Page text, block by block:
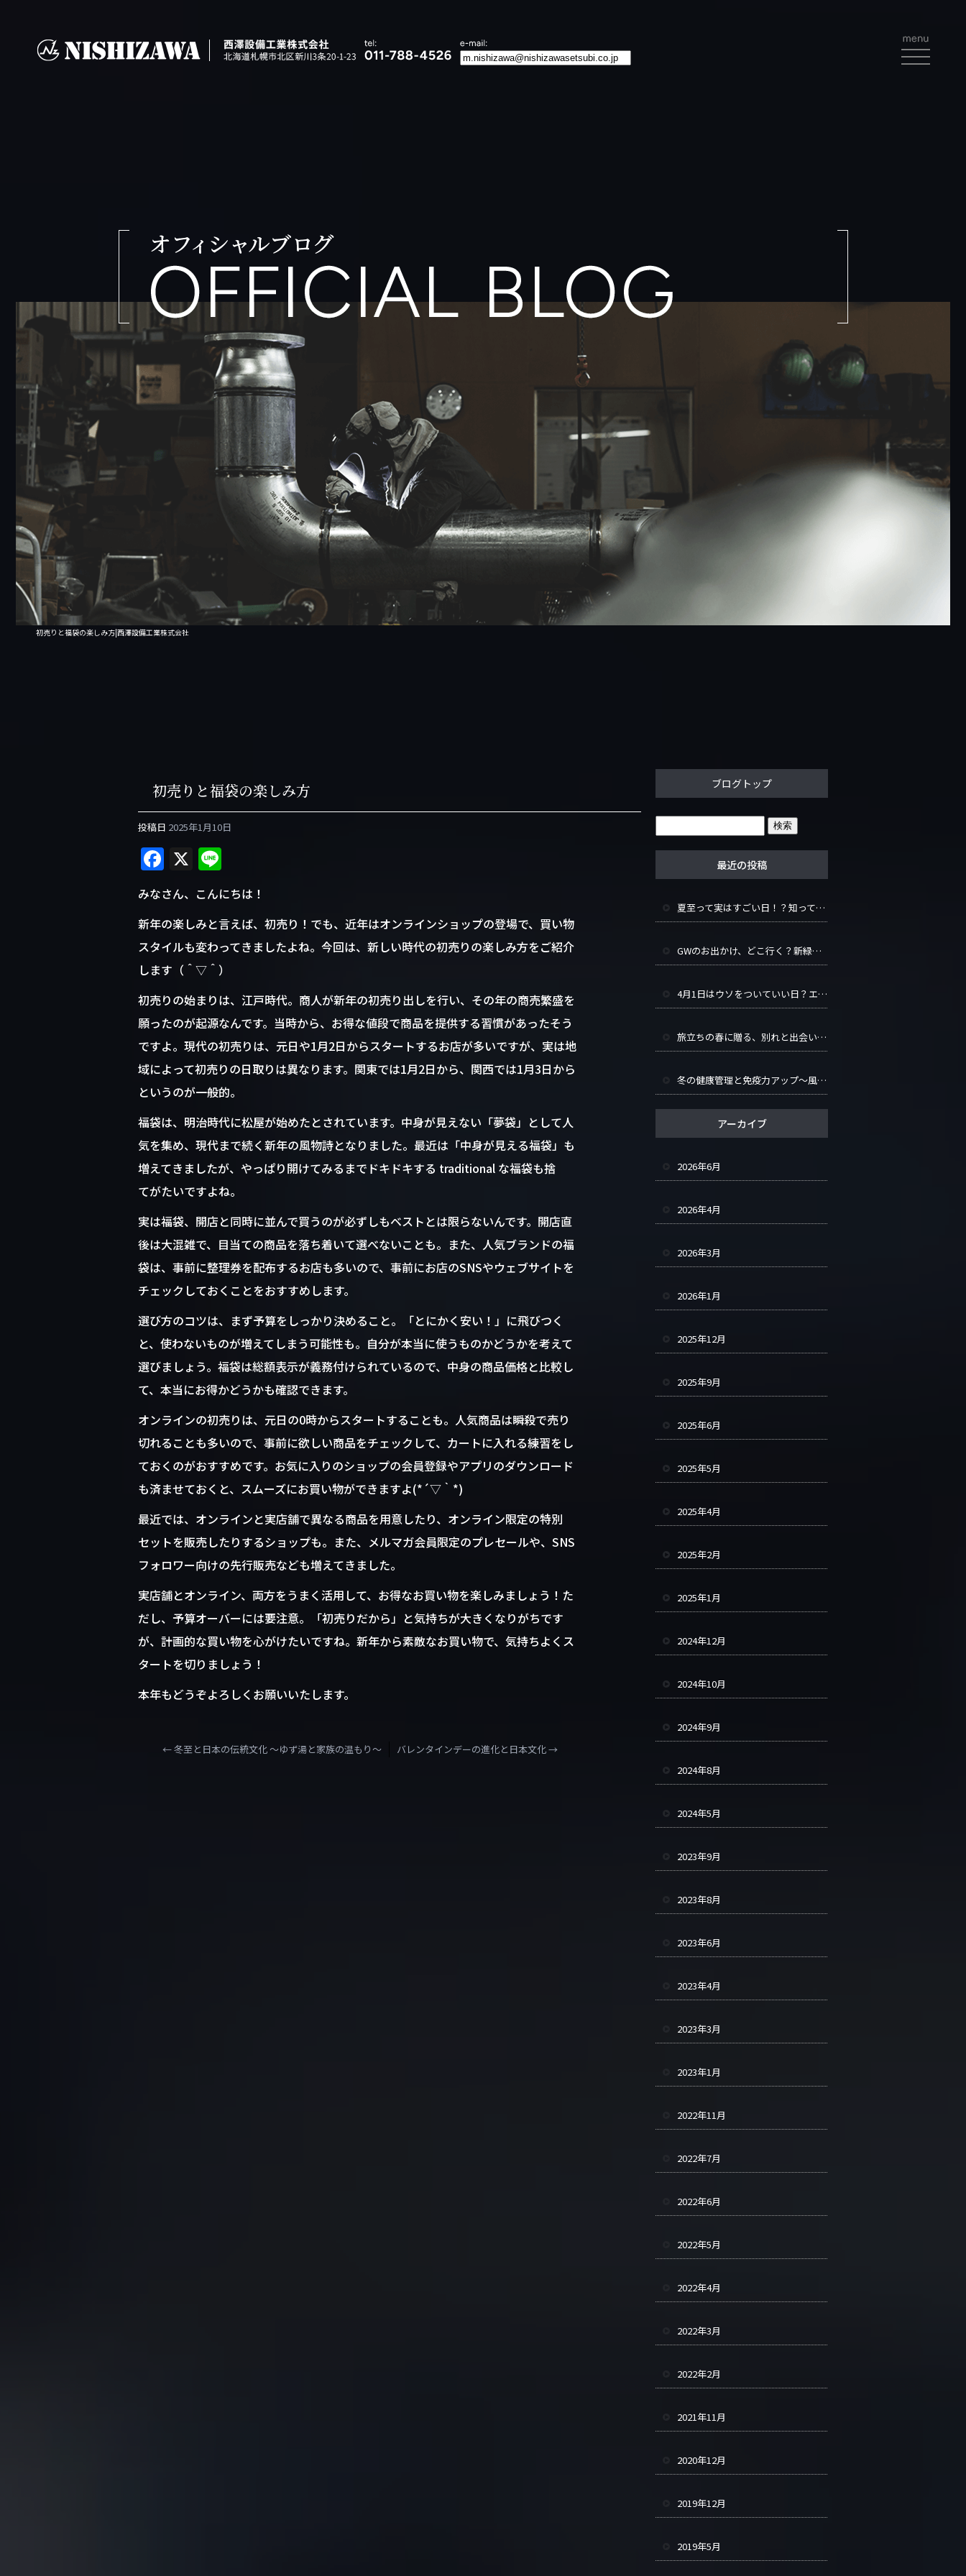
初売りと福袋の楽しみ方|西澤設備工業株式会社
初売りと福袋の楽しみ方
投稿日 2025年1月10日
F
a
c
e
b
o
o
k
X
n
e
みなさん、こんにちは！
新年の楽しみと言えば、初売り！でも、近年はオンラインショップの登場で、買い物
スタイルも変わってきましたよね。今回は、新しい時代の初売りの楽しみ方をご紹介
します（＾▽＾）
初売りの始まりは、江戸時代。商人が新年の初売り出しを行い、その年の商売繁盛を
願ったのが起源なんです。当時から、お得な値段で商品を提供する習慣があったそう
ですよ。現代の初売りは、元日や1月2日からスタートするお店が多いですが、実は地
域によって初売りの日取りは異なります。関東では1月2日から、関西では1月3日から
というのが一般的。
福袋は、明治時代に松屋が始めたとされています。中身が見えない「夢袋」として人
気を集め、現代まで続く新年の風物詩となりました。最近は「中身が見える福袋」も
増えてきましたが、やっぱり開けてみるまでドキドキする traditional な福袋も捨
てがたいですよね。
実は福袋、開店と同時に並んで買うのが必ずしもベストとは限らないんです。開店直
後は大混雑で、目当ての商品を落ち着いて選べないことも。また、人気ブランドの福
袋は、事前に整理券を配布するお店も多いので、事前にお店のSNSやウェブサイトを
チェックしておくことをおすすめします。
選び方のコツは、まず予算をしっかり決めること。「とにかく安い！」に飛びつく
と、使わないものが増えてしまう可能性も。自分が本当に使うものかどうかを考えて
選びましょう。福袋は総額表示が義務付けられているので、中身の商品価格と比較し
て、本当にお得かどうかも確認できます。
オンラインの初売りは、元日の0時からスタートすることも。人気商品は瞬殺で売り
切れることも多いので、事前に欲しい商品をチェックして、カートに入れる練習をし
ておくのがおすすめです。お気に入りのショップの会員登録やアプリのダウンロード
も済ませておくと、スムーズにお買い物ができますよ(*´▽｀*)
最近では、オンラインと実店舗で異なる商品を用意したり、オンライン限定の特別
セットを販売したりするショップも。また、メルマガ会員限定のプレセールや、SNS
フォロワー向けの先行販売なども増えてきました。
実店舗とオンライン、両方をうまく活用して、お得なお買い物を楽しみましょう！た
だし、予算オーバーには要注意。「初売りだから」と気持ちが大きくなりがちです
が、計画的な買い物を心がけたいですね。新年から素敵なお買い物で、気持ちよくス
タートを切りましょう！
本年もどうぞよろしくお願いいたします。
←冬至と日本の伝統文化 〜ゆず湯と家族の温もり〜 バレンタインデーの進化と日本文化→
ブログトップ
最近の投稿
夏至って実はすごい日！？知って得する豆知識と長い一日の楽しみ方
GWのお出かけ、どこ行く？新緑シーズンをもっと楽しむヒント集
4月1日はウソをついていい日？エイプリルフールの歴史と世界の仕掛けまとめ
旅立ちの春に贈る、別れと出会いを彩るヒント集
冬の健康管理と免疫力アップ～風邪知らずで冬を乗り越える～
アーカイブ
2026年6月
2026年4月
2026年3月
2026年1月
2025年12月
2025年9月
2025年6月
2025年5月
2025年4月
2025年2月
2025年1月
2024年12月
2024年10月
2024年9月
2024年8月
2024年5月
2023年9月
2023年8月
2023年6月
2023年4月
2023年3月
2023年1月
2022年11月
2022年7月
2022年6月
2022年5月
2022年4月
2022年3月
2022年2月
2021年11月
2020年12月
2019年12月
2019年5月